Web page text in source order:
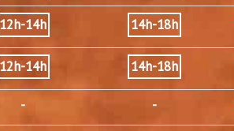
12h-14h 14h-18h
12h-14h 14h-18h
- -